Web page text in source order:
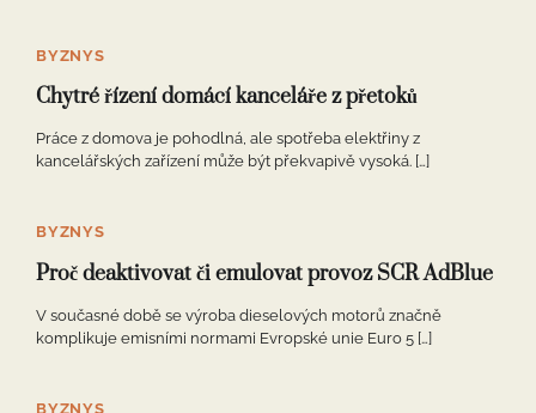
BYZNYS
Chytré řízení domácí kanceláře z přetoků
Práce z domova je pohodlná, ale spotřeba elektřiny z
kancelářských zařízení může být překvapivě vysoká. […]
BYZNYS
Proč deaktivovat či emulovat provoz SCR AdBlue
V současné době se výroba dieselových motorů značně
komplikuje emisními normami Evropské unie Euro 5 […]
BYZNYS